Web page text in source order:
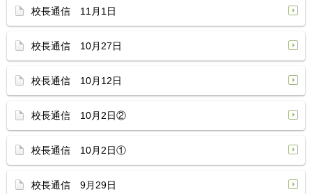
校長通信 11月1日
校長通信 10月27日
校長通信 10月12日
校長通信 10月2日②
校長通信 10月2日①
校長通信 9月29日